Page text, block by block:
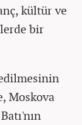
kültür ve
bir
Moskova